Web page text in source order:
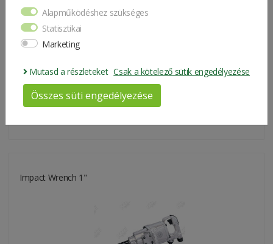
Impact Wrench 1"
Alapműködéshez szükséges
Statisztikai
Marketing
Mutasd a részleteket Csak a kötelező sütik engedélyezése
Összes süti engedélyezése